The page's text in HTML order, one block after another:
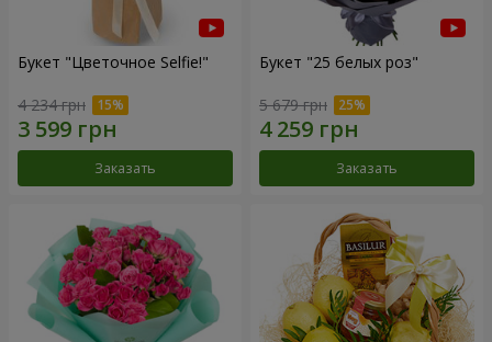
Букет "Цветочное Selfie!"
4 234 грн
Заказать
Букет "25 белых роз"
5 679 грн
Заказать